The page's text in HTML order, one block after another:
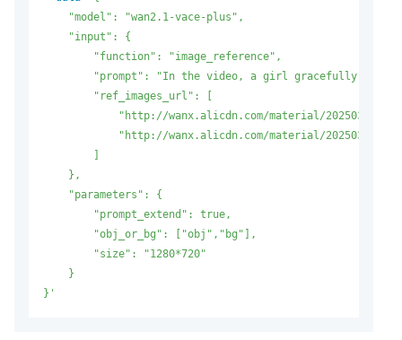
    "model": "wan2.1-vace-plus",
    "input": {
        "function": "image_reference",
"prompt": "In the video, a girl gracefully
        "ref_images_url": [
"http://wanx.alicdn.com/material/20250318/
"http://wanx.alicdn.com/material/20250318/
    },
    "parameters": {
        "prompt_extend": true,
        "obj_or_bg": ["obj","bg"],
        "size": "1280*720"
    }
}'